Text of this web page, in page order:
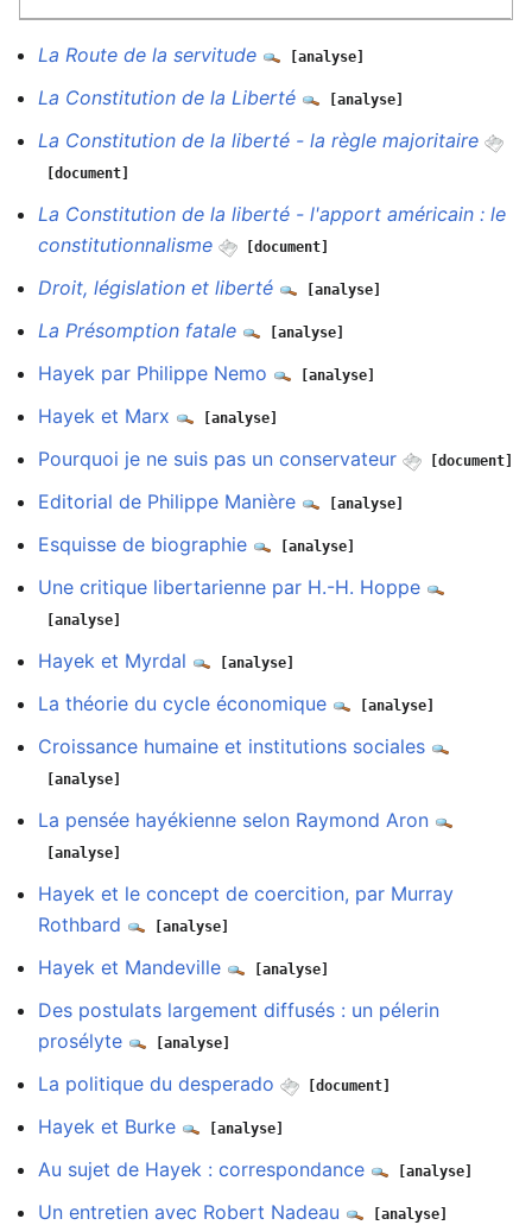
La Route de la servitude [analyse]
La Constitution de la Liberté [analyse]
La Constitution de la liberté - la règle majoritaire
[document]
La Constitution de la liberté - l'apport américain : le
constitutionnalisme
[document]
Droit, législation et liberté [analyse]
La Présomption fatale [analyse]
Hayek par Philippe Nemo [analyse]
Hayek et Marx [analyse]
Pourquoi je ne suis pas un conservateur [document]
Editorial de Philippe Manière [analyse]
Esquisse de biographie [analyse]
Une critique libertarienne par H.-H. Hoppe
[analyse]
Hayek et Myrdal [analyse]
La théorie du cycle économique [analyse]
Croissance humaine et institutions sociales
[analyse]
La pensée hayékienne selon Raymond Aron
[analyse]
Hayek et le concept de coercition, par Murray
Rothbard
[analyse]
Hayek et Mandeville [analyse]
Des postulats largement diffusés : un pélerin
prosélyte
[analyse]
La politique du desperado [document]
Hayek et Burke [analyse]
Au sujet de Hayek : correspondance [analyse]
Un entretien avec Robert Nadeau [analyse]